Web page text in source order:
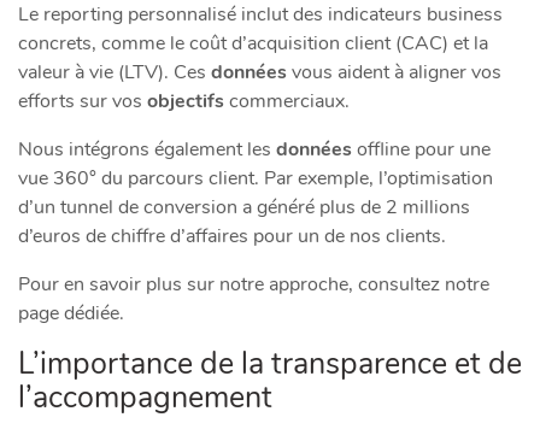
Le reporting personnalisé inclut des indicateurs business
concrets, comme le coût d’acquisition client (CAC) et la
valeur à vie (LTV). Ces donnéesvous aident à aligner vos
efforts sur vos objectifscommerciaux.
Nous intégrons également les donnéesoffline pour une
vue 360° du parcours client. Par exemple, l’optimisation
d’un tunnel de conversion a généré plus de 2 millions
d’euros de chiffre d’affaires pour un de nos clients.
Pour en savoir plus sur notre approche, consultez notre
page dédiée.
L’importance de la transparence et de
l’accompagnement